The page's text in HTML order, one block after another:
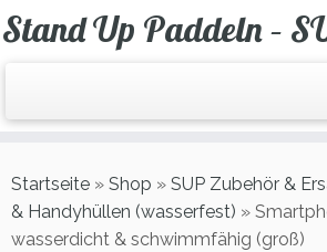
Zum
Inhalt
Stand Up Paddeln –
Startseite » Shop » SUP Zubehör &
& Handyhüllen (wasserfest) »
wasserdicht & schwimmfähig (groß)